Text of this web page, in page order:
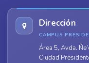
Dirección
CAMPUS
Área 5, Avda.
Ciudad